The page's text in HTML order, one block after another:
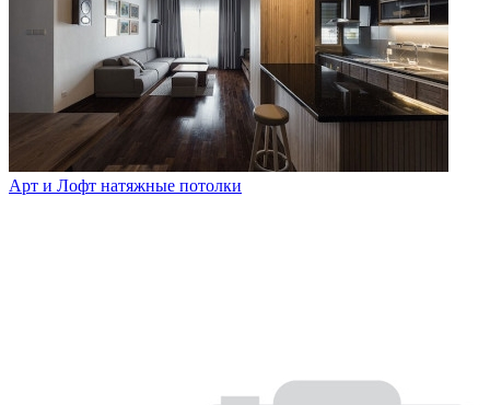
Арт и Лофт натяжные потолки